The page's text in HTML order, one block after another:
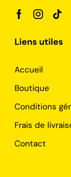
Liens utiles
Accueil
Boutique
Conditions
Frais de
Contact